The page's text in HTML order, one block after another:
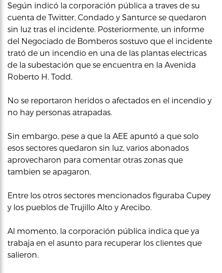
Según indicó la corporación pública a traves de su
cuenta de Twitter, Condado y Santurce se quedaron
sin luz tras el incidente. Posteriormente, un informe
del Negociado de Bomberos sostuvo que el incidente
trató de un incendio en una de las plantas electricas
de la subestación que se encuentra en la Avenida
Roberto H. Todd.
No se reportaron heridos o afectados en el incendio y
no hay personas atrapadas.
Sin embargo, pese a que la AEE apuntó a que solo
esos sectores quedaron sin luz, varios abonados
aprovecharon para comentar otras zonas que
tambien se apagaron.
Entre los otros sectores mencionados figuraba Cupey
y los pueblos de Trujillo Alto y Arecibo.
Al momento, la corporación pública indica que ya
trabaja en el asunto para recuperar los clientes que
salieron.